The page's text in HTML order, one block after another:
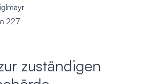
227
zuständigen